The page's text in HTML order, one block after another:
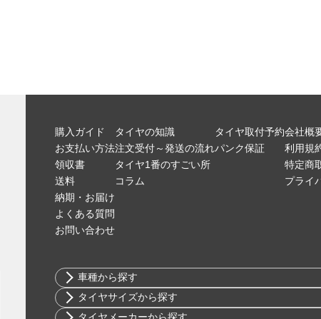
購入ガイド
お支払い方法
領収書
送料
納期・お届け
よくある質問
お問い合わせ
タイヤの知識
注文受付～発送の流れ
タイヤ1番のすごい所
コラム
タイヤ取付予約
パンク保証
会社概
利用規
特定商
プライ
車種から探す
トヨタ
ニッサン
タイヤサイズから探す
10インチ